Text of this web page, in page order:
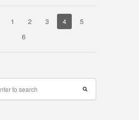
1 2 3 4
5
6